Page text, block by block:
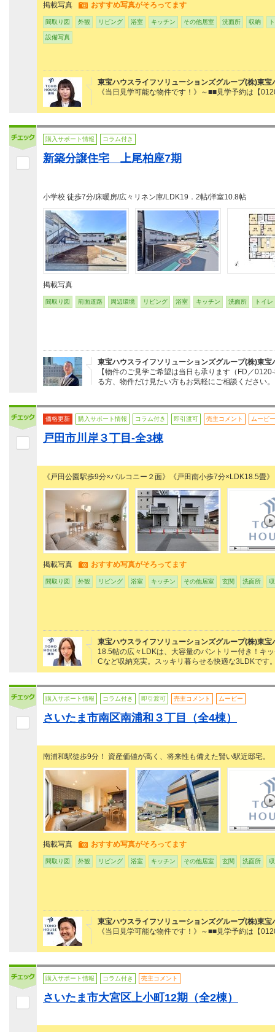
掲載写真 おすすめ写真がそろってます
間取り図 外観 リビング 浴室 キッチン その他居室 洗面所 収納
設備写真
東宝ハウスライフソリューションズグループ(株)東宝
《当日見学可能な物件です！》～■■見学予約は【
購入サポート情報 コラム付き
新築分譲住宅 上尾柏座7期
小学校 徒歩7分/床暖房/広々リネン庫/LDK19．2帖/洋室10.8帖
掲載写真
間取り図 前面道路 周辺環境 リビング 浴室 キッチン 洗面所 トイレ
東宝ハウスライフソリューションズグループ(株)東宝
【物件のご見学ご希望は当日も承ります（FD／
る方、物件だけ見たい方もお気軽にご相談ください。
価格更新 購入サポート情報 コラム付き 即引渡可 売主コメント ムービー
戸田市川岸３丁目-全3棟
《戸田公園駅歩9分×バルコニー２面》《戸田南小歩7分×LDK18.5畳》
掲載写真 おすすめ写真がそろってます
間取り図 外観 リビング 浴室 キッチン その他居室 玄関 洗面所
東宝ハウスライフソリューションズグループ(株)東宝
18.5帖の広々LDKは、大容量のパントリー付き！キ
Cなど収納充実。スッキリ暮らせる快適な3LDKです
購入サポート情報 コラム付き 即引渡可 売主コメント ムービー
さいたま市南区南浦和３丁目（全4棟）
南浦和駅徒歩9分！ 資産価値が高く、将来性も備えた賢い駅近邸宅。
掲載写真 おすすめ写真がそろってます
間取り図 外観 リビング 浴室 キッチン その他居室 玄関 洗面所
東宝ハウスライフソリューションズグループ(株)東宝
《当日見学可能な物件です！》～■■見学予約は【
購入サポート情報 コラム付き 売主コメント
さいたま市大宮区上小町12期（全2棟）